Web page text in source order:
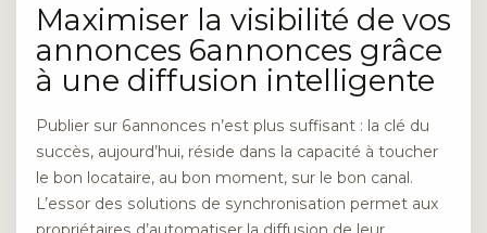
Maximiser la visibilité de vos
annonces 6annonces grâce
à une diffusion intelligente
Publier sur 6annonces n’est plus suffisant : la clé du
succès, aujourd’hui, réside dans la capacité à toucher
le bon locataire, au bon moment, sur le bon canal.
L’essor des solutions de synchronisation permet aux